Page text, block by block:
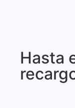
Hasta